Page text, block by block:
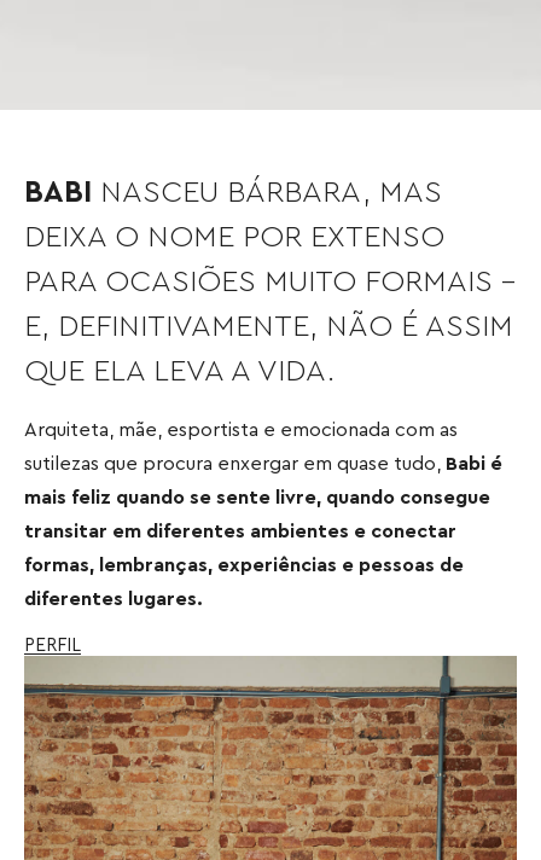
BABI
NASCEU BÁRBARA, MAS
DEIXA O NOME POR EXTENSO
PARA OCASIÕES MUITO FORMAIS –
E, DEFINITIVAMENTE, NÃO É ASSIM
QUE ELA LEVA A VIDA.
Arquiteta, mãe, esportista e emocionada com as
sutilezas que procura enxergar em quase tudo, Babi é
mais feliz quando se sente livre, quando consegue
transitar em diferentes ambientes e conectar
formas, lembranças, experiências e pessoas de
diferentes lugares.
PERFIL